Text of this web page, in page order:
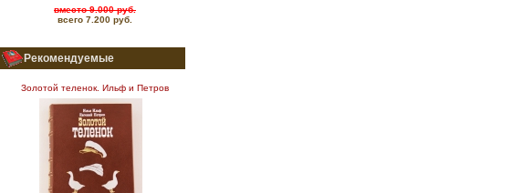
вместо 9.000 руб.
всего 7.200 руб.
Рекомендуемые
Золотой теленок. Ильф и Петров